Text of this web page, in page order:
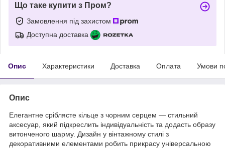
Що таке купити з Пром?
Замовлення під захистом
Доступна доставка
Опис Характеристики Доставка Оплата Умови
Опис
Елегантне сріблясте кільце з чорним серцем — стильний
аксесуар, який підкреслить індивідуальність та додасть образу
витонченого шарму. Дизайн у вінтажному стилі з
декоративними елементами робить прикрасу універсальною